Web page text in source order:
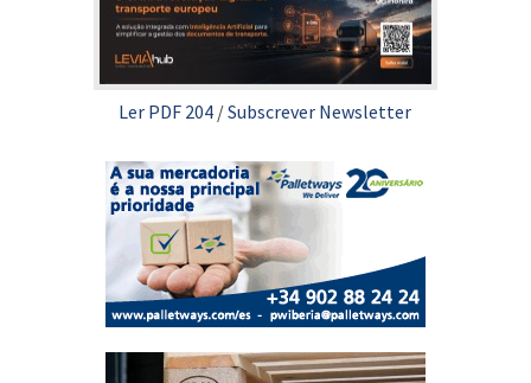
Ler PDF 204 /Subscrever Newsletter